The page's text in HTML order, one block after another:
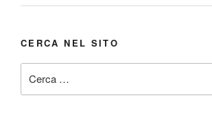
CERCA NEL SITO